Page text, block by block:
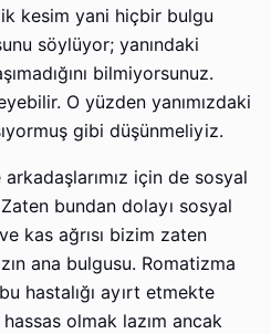
kesim yani hiçbir bulgu
söylüyor; yanındaki
bilmiyorsunuz.
O yüzden yanımızdaki
gibi düşünmeliyiz.
için de sosyal
bundan dolayı sosyal
kas ağrısı bizim zaten
ana bulgusu. Romatizma
hastalığı ayırt etmekte
olmak lazım ancak